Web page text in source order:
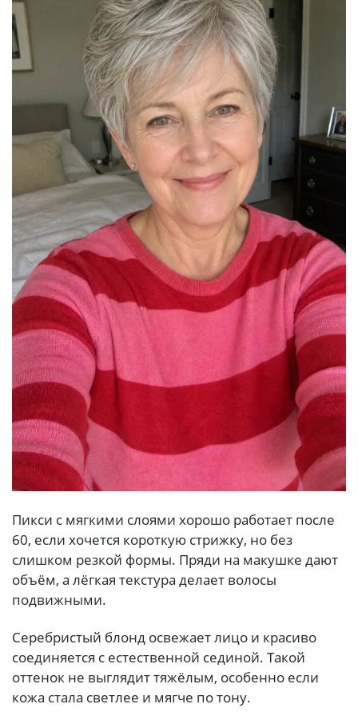
Пикси с мягкими слоями хорошо работает после
60, если хочется короткую стрижку, но без
слишком резкой формы. Пряди на макушке дают
объём, а лёгкая текстура делает волосы
подвижными.
Серебристый блонд освежает лицо и красиво
соединяется с естественной сединой. Такой
оттенок не выглядит тяжёлым, особенно если
кожа стала светлее и мягче по тону.